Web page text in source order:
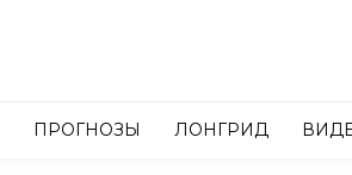
ПРОГНОЗЫ ЛОНГРИД